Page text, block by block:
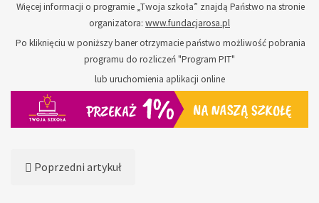
Więcej informacji o programie „Twoja szkoła” znajdą Państwo na stronie
organizatora: www.fundacjarosa.pl
Po kliknięciu w poniższy baner otrzymacie państwo możliwość pobrania
programu do rozliczeń "Program PIT"
lub uruchomienia aplikacji online
Poprzedni artykuł